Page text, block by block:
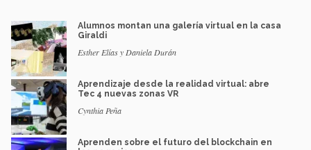
Alumnos montan una galería virtual en la casa
Giraldi
Esther Elías y Daniela Durán
Aprendizaje desde la realidad virtual: abre
Tec 4 nuevas zonas VR
Cynthia Peña
Aprenden sobre el futuro del blockchain en